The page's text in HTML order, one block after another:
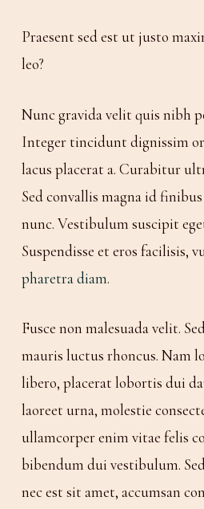
Praesent sed est ut justo
leo?
Nunc gravida velit quis nibh
Integer tincidunt dignissim
lacus placerat a. Curabitur
Sed convallis magna id
nunc. Vestibulum suscipit
Suspendisse et eros facilisis,
pharetra diam.
Fusce non malesuada velit.
mauris luctus rhoncus. Nam
libero, placerat lobortis dui
laoreet urna, molestie
ullamcorper enim vitae felis
bibendum dui vestibulum.
nec est sit amet, accumsan